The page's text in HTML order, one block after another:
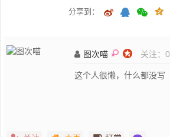
分享到：
图次喵 关注： 0
这个人很懒，什么都没写